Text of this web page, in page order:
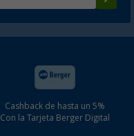
Cashback de hasta un 5%
Con la Tarjeta Berger Digital